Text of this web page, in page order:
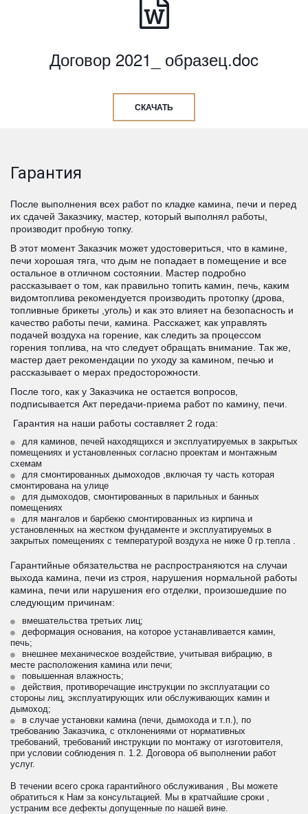
Договор 2021_ образец.doc
СКАЧАТЬ
Гарантия
После выполнения всех работ по кладке камина, печи и перед
их сдачей Заказчику, мастер, который выполнял работы,
производит пробную топку.
В этот момент Заказчик может удостовериться, что в камине,
печи хорошая тяга, что дым не попадает в помещение и все
остальное в отличном состоянии. Мастер подробно
рассказывает о том, как правильно топить камин, печь, каким
видомтоплива рекомендуется производить протопку (дрова,
топливные брикеты ,уголь) и как это влияет на безопасность и
качество работы печи, камина. Расскажет, как управлять
подачей воздуха на горение, как следить за процессом
горения топлива, на что следует обращать внимание. Так же,
мастер дает рекомендации по уходу за камином, печью и
рассказывает о мерах предосторожности.
После того, как у Заказчика не остается вопросов,
подписывается Акт передачи-приема работ по камину, печи.
Гарантия на наши работы составляет 2 года:
для каминов, печей находящихся и эксплуатируемых в закрытых
помещениях и установленных согласно проектам и монтажным
схемам
для смонтированных дымоходов ,включая ту часть которая
смонтирована на улице
для дымоходов, смонтированных в парильных и банных
помещениях
для мангалов и барбекю смонтированных из кирпича и
установленных на жестком фундаменте и эксплуатируемых в
закрытых помещениях с температурой воздуха не ниже 0 гр.тепла .
Гарантийные обязательства не распространяются на случаи
выхода камина, печи из строя, нарушения нормальной работы
камина, печи или нарушения его отделки, произошедшие по
следующим причинам:
вмешательства третьих лиц;
деформация основания, на которое устанавливается камин,
печь;
внешнее механическое воздействие, учитывая вибрацию, в
месте расположения камина или печи;
повышенная влажность;
действия, противоречащие инструкции по эксплуатации со
стороны лиц, эксплуатирующих или обслуживающих камин и
дымоход;
в случае установки камина (печи, дымохода и т.п.), по
требованию Заказчика, с отклонениями от нормативных
требований, требований инструкции по монтажу от изготовителя,
при условии соблюдения п. 1.2. Договора об выполнении работ
услуг.
В течении всего срока гарантийного обслуживания , Вы можете
обратиться к Нам за консультацией. Мы в кратчайшие сроки ,
устраним все дефекты допущенные по нашей вине.